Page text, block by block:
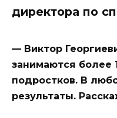
директора по
— Виктор
занимаются более
подростков. В
результаты.